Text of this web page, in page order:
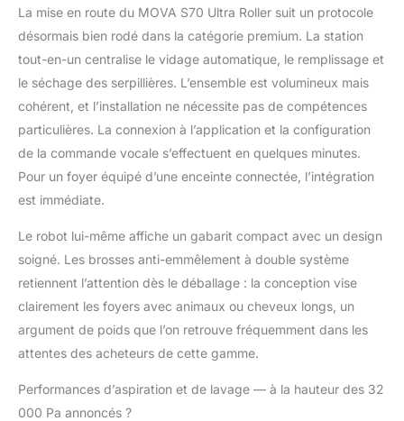
mm tout en faisant
pivoter le bouclier pour
le recouvrir. Ce
système intelligent
source et maintient les
tapis propres et secs,
de manière fiable
Aspiration puissante de
détecte les tapis et
relève le rouleau de 12
mm tout en faisant
pivoter le bouclier pour
le recouvrir. Ce
système intelligent
bloque l’humidité à la
source et maintient les
tapis propres et secs,
de manière fiable
La mise en route du MOVA S70 Ultra Roller suit un protocole
désormais bien rodé dans la catégorie premium. La station
tout-en-un centralise le vidage automatique, le remplissage et
le séchage des serpillières. L’ensemble est volumineux mais
cohérent, et l’installation ne nécessite pas de compétences
particulières. La connexion à l’application et la configuration
de la commande vocale s’effectuent en quelques minutes.
Pour un foyer équipé d’une enceinte connectée, l’intégration
est immédiate.
Le robot lui-même affiche un gabarit compact avec un design
soigné. Les brosses anti-emmêlement à double système
retiennent l’attention dès le déballage : la conception vise
clairement les foyers avec animaux ou cheveux longs, un
argument de poids que l’on retrouve fréquemment dans les
attentes des acheteurs de cette gamme.
Performances d’aspiration et de lavage — à la hauteur des 32
000 Pa annoncés ?